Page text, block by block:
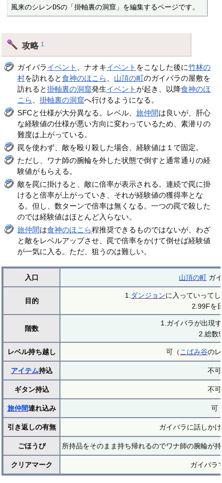
風来のシレンDSの「掛軸裏の洞窟」を編集するページです。
攻略†
ガイバライベント 、ナオキイベント をこなした後に竹林の
村を訪れると食神のほこら 山頂の町のガイバラの屋敷を
訪れると掛軸裏の洞窟発生イベント が起き、以降食神のほ
こら
、掛軸裏の洞窟へ行けるようになる。
SFCと仕様が大分異なる。レベル、旅仲間は良いが、肝心
な経験値の仕様が悪い方向に変わっているため、素潜りの
難度は上がっている。
罠を使わず、敵を殴り殺した場合、経験値は１で固定。
ただし、ワナ師の腕輪を外した状態で倒すと通常通りの経
験値がもらえる。
敵を罠に掛けると、敵に倍率が表示される。連続で罠に掛
けると倍率が上がっていき、それが経験値の獲得率とな
る。但し、数ターンで倍率は無くなる。一つの罠で殺した
のでは経験値はほとんど入らない。
旅仲間は食神のほこら程推奨できるものではないが、わざ
と敵をレベルアップさせ、罠で倍率をかけて倒せば経験値
が一気に入る。ただ、狙うのは難しい。
入口 山頂の町 ガ
目的
1. ダンジョンに入っていって
2.99Fを
階数
1.ガイバラが出現
2.総数
レベル持ち越し 可（ こばみ谷の
アイテム持込 不可
ギタン持込 不可
旅仲間連れ込み 可
引き返しの有無 ガイバラに話しか
ごほうび 所持品をそのまま持ち帰れるのでワナ師の腕輪が
クリアマーク ガイバラ